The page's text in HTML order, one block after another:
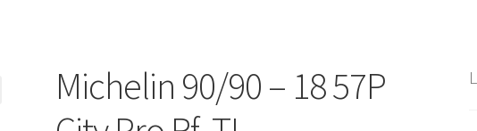
Michelin 90/90 – 18 57P